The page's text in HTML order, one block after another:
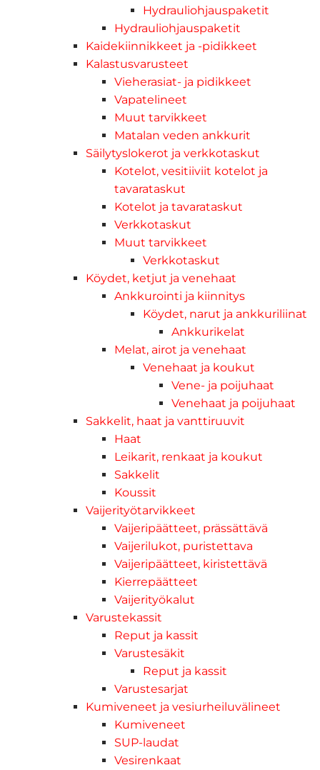
Hydrauliohjauspaketit
Hydrauliohjauspaketit
Kaidekiinnikkeet ja -pidikkeet
Kalastusvarusteet
Vieherasiat- ja pidikkeet
Vapatelineet
Muut tarvikkeet
Matalan veden ankkurit
Säilytyslokerot ja verkkotaskut
Kotelot, vesitiiviit kotelot ja
tavarataskut
Kotelot ja tavarataskut
Verkkotaskut
Muut tarvikkeet
Verkkotaskut
Köydet, ketjut ja venehaat
Ankkurointi ja kiinnitys
Köydet, narut ja ankkuriliinat
Ankkurikelat
Melat, airot ja venehaat
Venehaat ja koukut
Vene- ja poijuhaat
Venehaat ja poijuhaat
Sakkelit, haat ja vanttiruuvit
Haat
Leikarit, renkaat ja koukut
Sakkelit
Koussit
Vaijerityötarvikkeet
Vaijeripäätteet, prässättävä
Vaijerilukot, puristettava
Vaijeripäätteet, kiristettävä
Kierrepäätteet
Vaijerityökalut
Varustekassit
Reput ja kassit
Varustesäkit
Reput ja kassit
Varustesarjat
Kumiveneet ja vesiurheiluvälineet
Kumiveneet
SUP-laudat
Vesirenkaat